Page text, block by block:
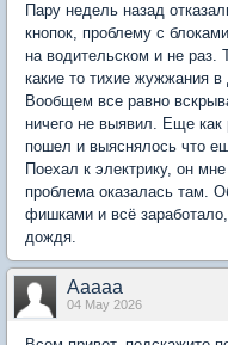
Пару недель назад
кнопок, проблему с
на водительском и не раз.
какие то тихие жужжания
Вообщем все равно
ничего не выявил. Еще
пошел и выяснялось что
Поехал к электрику, он
проблема оказалась там.
фишками и всё
дождя.
Ааааа
04 May 2026